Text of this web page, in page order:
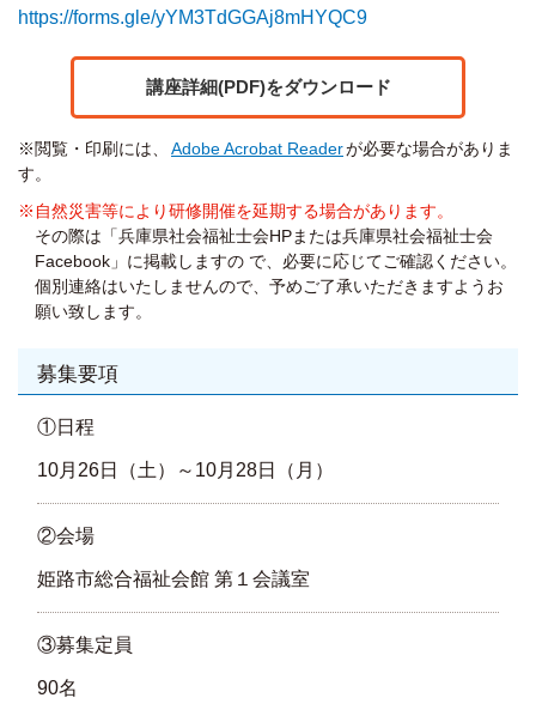
https://forms.gle/yYM3TdGGAj8mHYQC9
講座詳細(PDF)をダウンロード
※閲覧・印刷には、 Adobe Acrobat Readerが必要な場合がありま
す。
※自然災害等により研修開催を延期する場合があります。
その際は「兵庫県社会福祉士会HPまたは兵庫県社会福祉士会
Facebook」に掲載しますの で、必要に応じてご確認ください。
個別連絡はいたしませんので、予めご了承いただきますようお
願い致します。
募集要項
①日程
10月26日（土）～10月28日（月）
②会場
姫路市総合福祉会館 第１会議室
③募集定員
90名